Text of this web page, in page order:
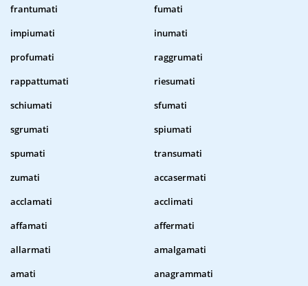
frantumati
fumati
impiumati
inumati
profumati
raggrumati
rappattumati
riesumati
schiumati
sfumati
sgrumati
spiumati
spumati
transumati
zumati
accasermati
acclamati
acclimati
affamati
affermati
allarmati
amalgamati
amati
anagrammati